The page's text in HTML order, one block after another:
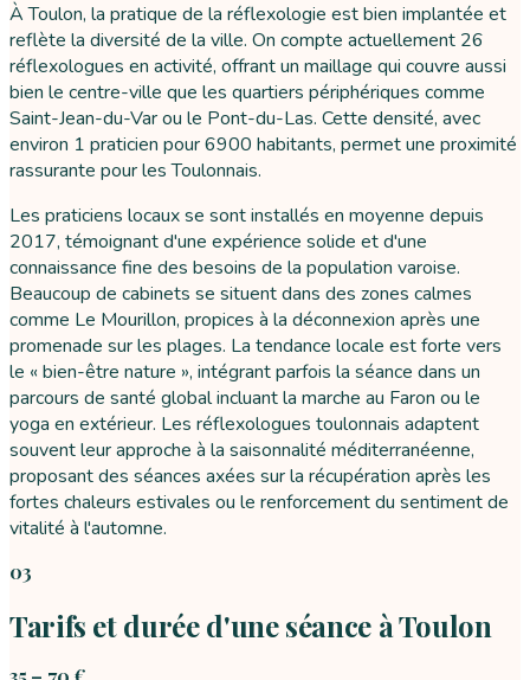
À Toulon, la pratique de la réflexologie est bien implantée et
reflète la diversité de la ville. On compte actuellement 26
réflexologues en activité, offrant un maillage qui couvre aussi
bien le centre-ville que les quartiers périphériques comme
Saint-Jean-du-Var ou le Pont-du-Las. Cette densité, avec
environ 1 praticien pour 6900 habitants, permet une proximité
rassurante pour les Toulonnais.
Les praticiens locaux se sont installés en moyenne depuis
2017, témoignant d'une expérience solide et d'une
connaissance fine des besoins de la population varoise.
Beaucoup de cabinets se situent dans des zones calmes
comme Le Mourillon, propices à la déconnexion après une
promenade sur les plages. La tendance locale est forte vers
le « bien-être nature », intégrant parfois la séance dans un
parcours de santé global incluant la marche au Faron ou le
yoga en extérieur. Les réflexologues toulonnais adaptent
souvent leur approche à la saisonnalité méditerranéenne,
proposant des séances axées sur la récupération après les
fortes chaleurs estivales ou le renforcement du sentiment de
vitalité à l'automne.
03
Tarifs et durée d'une séance à Toulon